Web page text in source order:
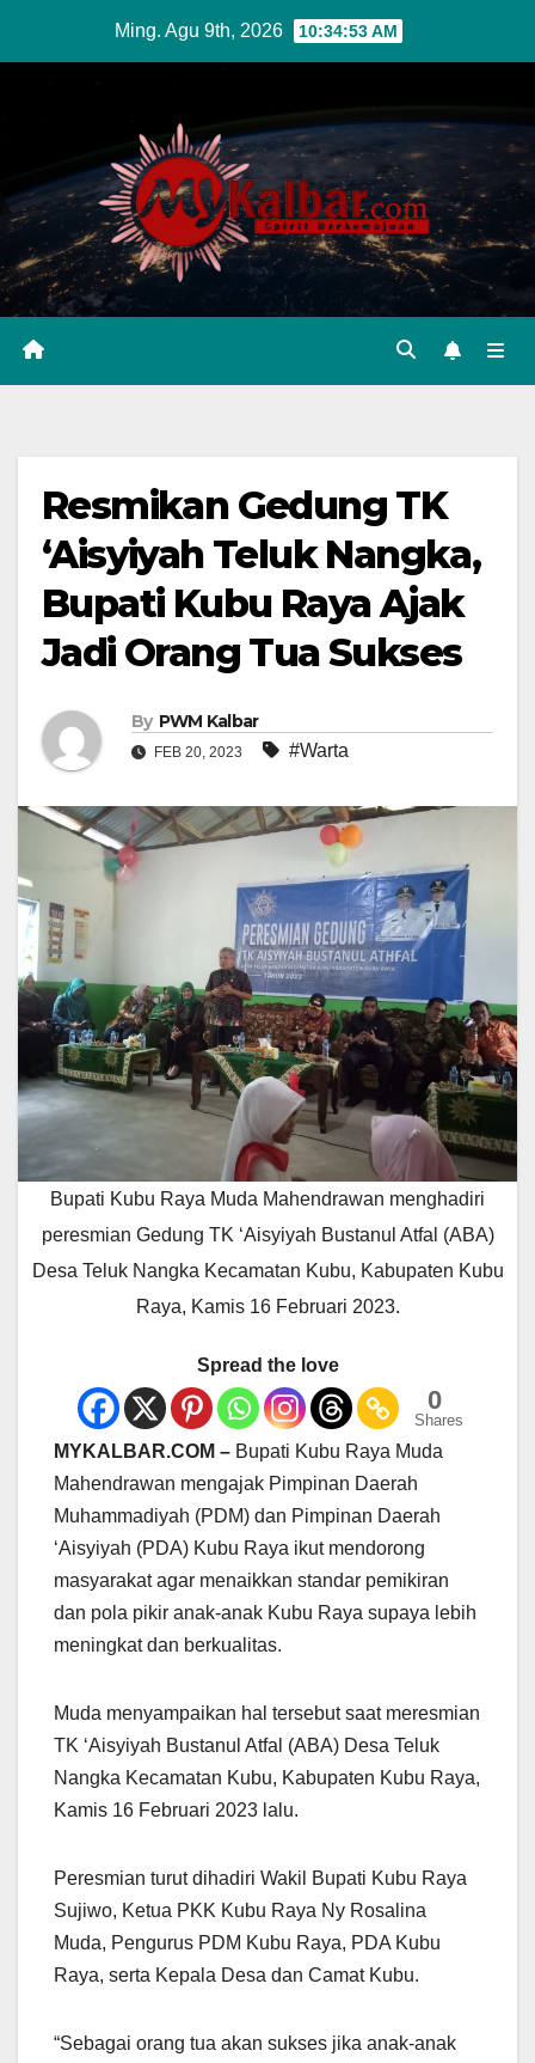
Ming. Agu 9th, 2026 10:34:55 AM
Resmikan Gedung TK
‘Aisyiyah Teluk Nangka,
Bupati Kubu Raya Ajak
Jadi Orang Tua Sukses
By PWM Kalbar
FEB 20, 2023 #Warta
Bupati Kubu Raya Muda Mahendrawan menghadiri
peresmian Gedung TK ‘Aisyiyah Bustanul Atfal (ABA)
Desa Teluk Nangka Kecamatan Kubu, Kabupaten Kubu
Raya, Kamis 16 Februari 2023.
Spread the love
0
Shares
MYKALBAR.COM – Bupati Kubu Raya Muda
Mahendrawan mengajak Pimpinan Daerah
Muhammadiyah (PDM) dan Pimpinan Daerah
‘Aisyiyah (PDA) Kubu Raya ikut mendorong
masyarakat agar menaikkan standar pemikiran
dan pola pikir anak-anak Kubu Raya supaya lebih
meningkat dan berkualitas.
Muda menyampaikan hal tersebut saat meresmian
TK ‘Aisyiyah Bustanul Atfal (ABA) Desa Teluk
Nangka Kecamatan Kubu, Kabupaten Kubu Raya,
Kamis 16 Februari 2023 lalu.
Peresmian turut dihadiri Wakil Bupati Kubu Raya
Sujiwo, Ketua PKK Kubu Raya Ny Rosalina
Muda, Pengurus PDM Kubu Raya, PDA Kubu
Raya, serta Kepala Desa dan Camat Kubu.
“Sebagai orang tua akan sukses jika anak-anak